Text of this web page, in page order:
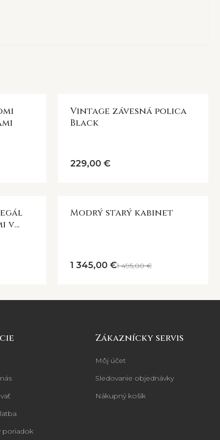
Vintage závesná polica
Black
229,00 €
v
Modrý starý kabinet
1 345,00 €1 495,00 €
poriadok
Zákaznícky servis
Môj účet
Sledovanie objednávky
Nákupný košík